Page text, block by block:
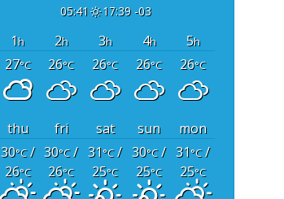
05:41 17:39 -03
1h 2h 3h 4h 5h
27°C 26°C 26°C 26°C 26°C
thu fri sat sun
mon
30°C/
26°C
30°C/
26°C
31°C/
25°C
30°C/
25°C
31°C/
25°C